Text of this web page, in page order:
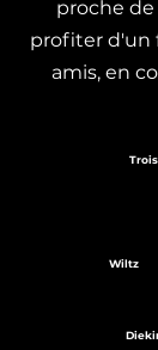
proche
profiter d'un
amis, en
Wiltz